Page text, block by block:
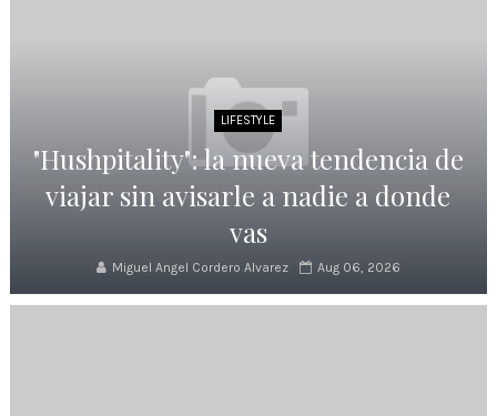
LIFESTYLE
"Hushpitality": la nueva tendencia de
viajar sin avisarle a nadie a donde
vas
Miguel Angel Cordero Alvarez Aug 06, 2026